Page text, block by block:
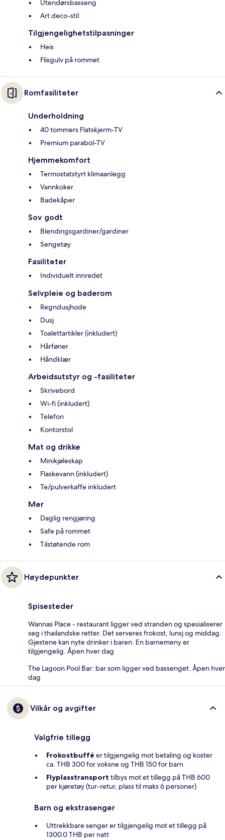
Utendørsbasseng
Art deco-stil
Tilgjengelighetstilpasninger
Heis
Flisgulv på rommet
Romfasiliteter
Underholdning
40 tommers Flatskjerm-TV
Premium parabol-TV
Hjemmekomfort
Termostatstyrt klimaanlegg
Vannkoker
Badekåper
Sov godt
Blendingsgardiner/gardiner
Sengetøy
Fasiliteter
Individuelt innredet
Selvpleie og baderom
Regndusjhode
Dusj
Toalettartikler (inkludert)
Hårføner
Håndklær
Arbeidsutstyr og -fasiliteter
Skrivebord
Wi-fi (inkludert)
Telefon
Kontorstol
Mat og drikke
Minikjøleskap
Flaskevann (inkludert)
Te/pulverkaffe inkludert
Mer
Daglig rengjøring
Safe på rommet
Tilstøtende rom
Høydepunkter
Spisesteder
Wannas Place - restaurant ligger ved stranden og spesialiserer
seg i thailandske retter. Det serveres frokost, lunsj og middag.
Gjestene kan nyte drinker i baren. En barnemeny er
tilgjengelig. Åpen hver dag
The Lagoon Pool Bar: bar som ligger ved bassenget. Åpen hver
dag
Vilkår og avgifter
Valgfrie tillegg
Frokostbuffé er tilgjengelig mot betaling og koster
ca. THB 300 for voksne og THB 150 for barn
Flyplasstransport tilbys mot et tillegg på THB 600
per kjøretøy (tur-retur, plass til maks 6 personer)
Barn og ekstrasenger
Uttrekkbare senger er tilgjengelig mot et tillegg på
1300.0 THB per natt